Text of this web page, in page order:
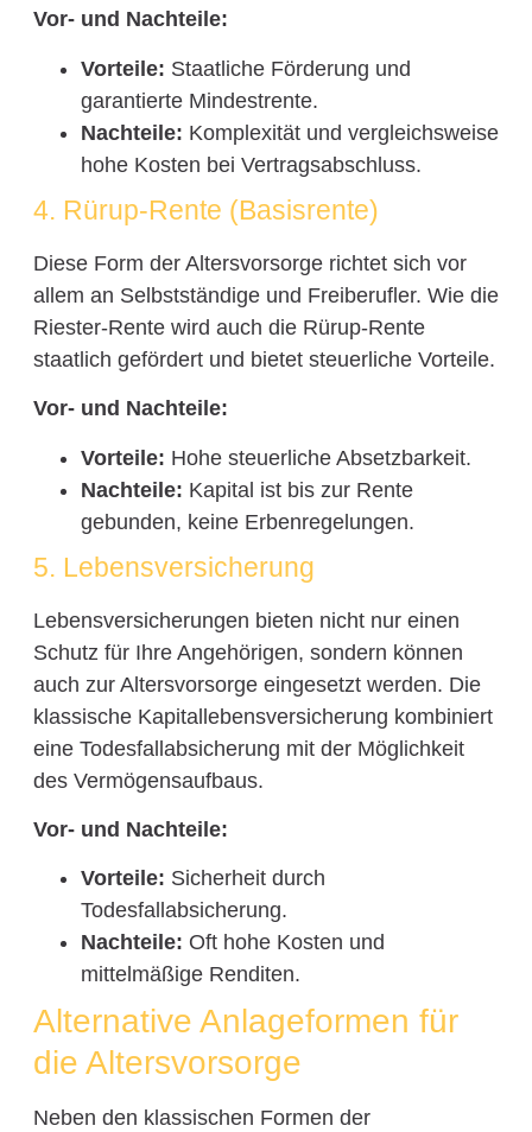
Vor- und Nachteile:
Vorteile: Staatliche Förderung und
garantierte Mindestrente.
Nachteile: Komplexität und vergleichsweise
hohe Kosten bei Vertragsabschluss.
4. Rürup-Rente (Basisrente)
Diese Form der Altersvorsorge richtet sich vor
allem an Selbstständige und Freiberufler. Wie die
Riester-Rente wird auch die Rürup-Rente
staatlich gefördert und bietet steuerliche Vorteile.
Vor- und Nachteile:
Vorteile: Hohe steuerliche Absetzbarkeit.
Nachteile: Kapital ist bis zur Rente
gebunden, keine Erbenregelungen.
5. Lebensversicherung
Lebensversicherungen bieten nicht nur einen
Schutz für Ihre Angehörigen, sondern können
auch zur Altersvorsorge eingesetzt werden. Die
klassische Kapitallebensversicherung kombiniert
eine Todesfallabsicherung mit der Möglichkeit
des Vermögensaufbaus.
Vor- und Nachteile:
Vorteile: Sicherheit durch
Todesfallabsicherung.
Nachteile: Oft hohe Kosten und
mittelmäßige Renditen.
Alternative Anlageformen für
die Altersvorsorge
Neben den klassischen Formen der